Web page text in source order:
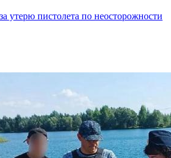
утерю пистолета по неосторожности